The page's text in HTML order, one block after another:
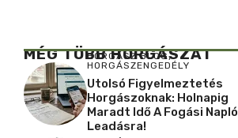
MÉG TÖBB HORGÁSZAT
HORGÁSZ BLOG,
HORGÁSZENGEDÉLY
Utolsó Figyelmeztetés
Horgászoknak: Holnapig
Maradt Idő A Fogási Napló
Leadásra!